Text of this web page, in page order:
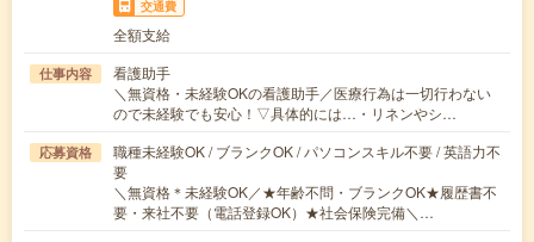
交通費
全額支給
仕事内容
看護助手
＼無資格・未経験OKの看護助手／医療行為は一切行わない
ので未経験でも安心！▽具体的には…・リネンやシ…
応募資格
職種未経験OK / ブランクOK / パソコンスキル不要 / 英語力不
要
＼無資格＊未経験OK／★年齢不問・ブランクOK★履歴書不
要・来社不要（電話登録OK）★社会保険完備＼…